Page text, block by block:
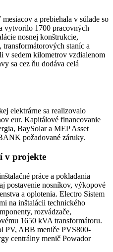
a prebiehala v súlade so
vytvorilo 1700 pracovných
nosnej konštrukcie,
staníc a
v sedem kilometrov vzdialenom
sa cez ňu dodáva celá
elektrárne sa realizovalo
eur. Kapitálové financovanie
BaySolar a MEP Asset
požadované záruky.
v projekte
práce a pokladania
postavenie nosníkov, výkopové
a oplotenia. Electro Sistem
na inštalácii technického
rozvádzače,
1650 kVA transformátoru.
PV, ABB meniče PVS800-
centrálny menič Powador